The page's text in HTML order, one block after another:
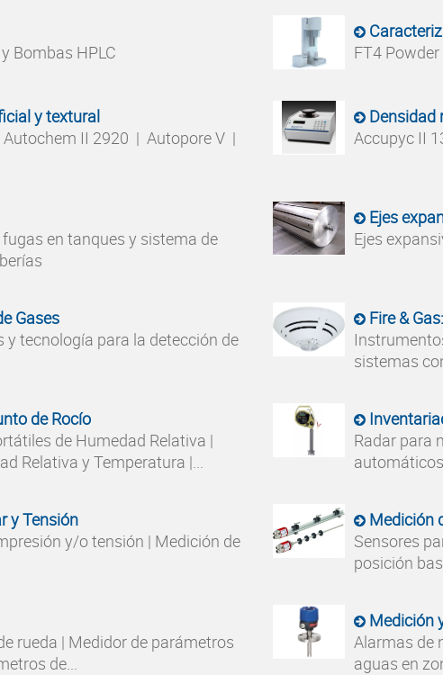
Bombas HPLC
FT4
y textural
Autochem II 2920 | Autopore V |
Densidad
Accupyc II
en tanques y sistema de
Ejes
Ejes
Gases
tecnología para la detección de
Fire &
sistemas
de Rocío
de Humedad Relativa |
Relativa y Temperatura |...
Radar para
automáticos
y Tensión
y/o tensión | Medición de
Medición
Sensores
posición
rueda | Medidor de parámetros
de...
Medición
Alarmas de
aguas en